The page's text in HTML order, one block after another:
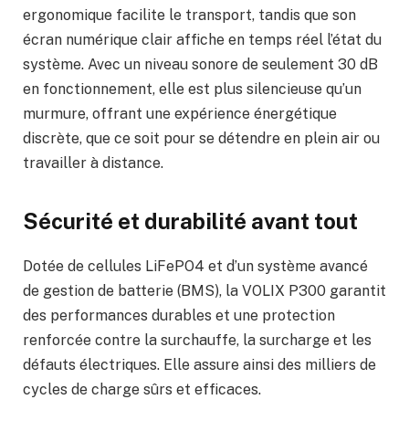
ergonomique facilite le transport, tandis que son
écran numérique clair affiche en temps réel l’état du
système. Avec un niveau sonore de seulement 30 dB
en fonctionnement, elle est plus silencieuse qu’un
murmure, offrant une expérience énergétique
discrète, que ce soit pour se détendre en plein air ou
travailler à distance.
Sécurité et durabilité avant tout
Dotée de cellules LiFePO4 et d’un système avancé
de gestion de batterie (BMS), la VOLIX P300 garantit
des performances durables et une protection
renforcée contre la surchauffe, la surcharge et les
défauts électriques. Elle assure ainsi des milliers de
cycles de charge sûrs et efficaces.